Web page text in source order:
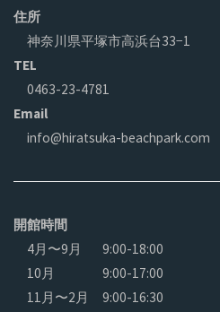
住所
神奈川県平塚市高浜台33−1
TEL
0463-23-4781
Email
info@hiratsuka-beachpark.com
開館時間
4月〜9月
9:00-18:00
10月
9:00-17:00
11月〜2月
9:00-16:30